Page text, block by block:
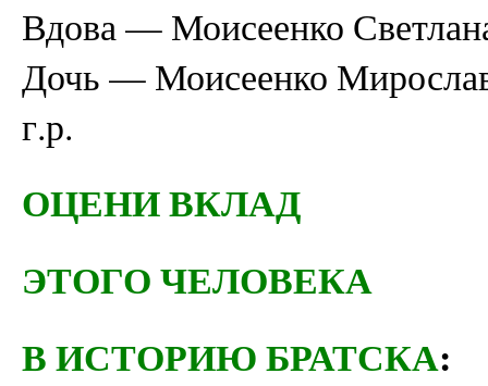
Вдова — Моисеенко
Дочь — Моисеенко
г.р.
ОЦЕНИ ВКЛАД
ЭТОГО ЧЕЛОВЕКА
В ИСТОРИЮ БРАТСКА: